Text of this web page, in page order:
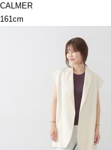
CALMER
161cm